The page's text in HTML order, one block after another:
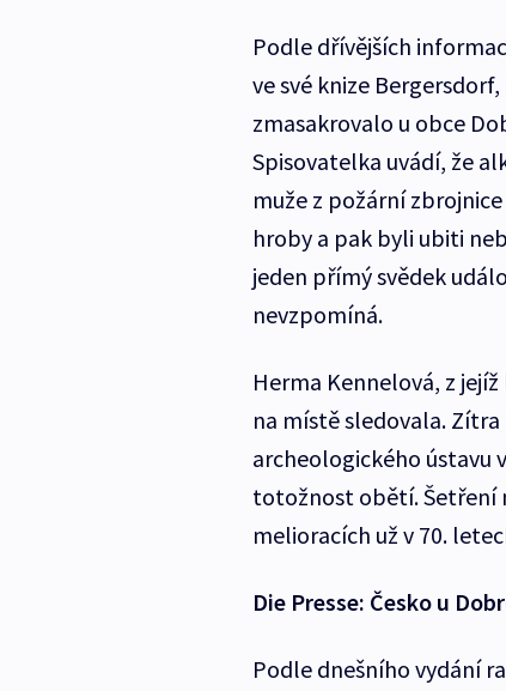
Podle dřívějších
ve své knize
zmasakrovalo u obce
Spisovatelka uvádí, že
muže z požární
hroby a pak byli ubiti
jeden přímý svědek
nevzpomíná.
Herma Kennelová, z
na místě sledovala.
archeologického ústavu
totožnost obětí. Šetření
melioracích už v 70.
Die Presse: Česko u
Podle dnešního vydání